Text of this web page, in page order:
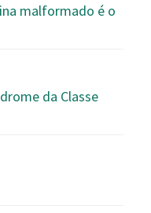
malformado é o
da Classe